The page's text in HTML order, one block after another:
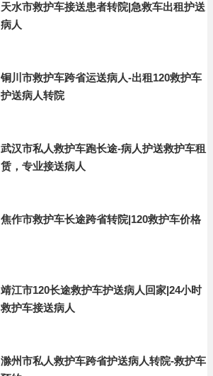
天水市救护车接送患者转院|急救车出租护送
病人
铜川市救护车跨省运送病人-出租120救护车
护送病人转院
武汉市私人救护车跑长途-病人护送救护车租
赁，专业接送病人
焦作市救护车长途跨省转院|120救护车价格
靖江市120长途救护车护送病人回家|24小时
救护车接送病人
滁州市私人救护车跨省护送病人转院-救护车